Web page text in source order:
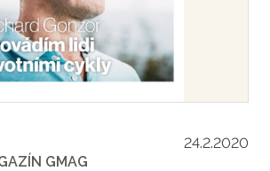
GMAG
24.2.2020